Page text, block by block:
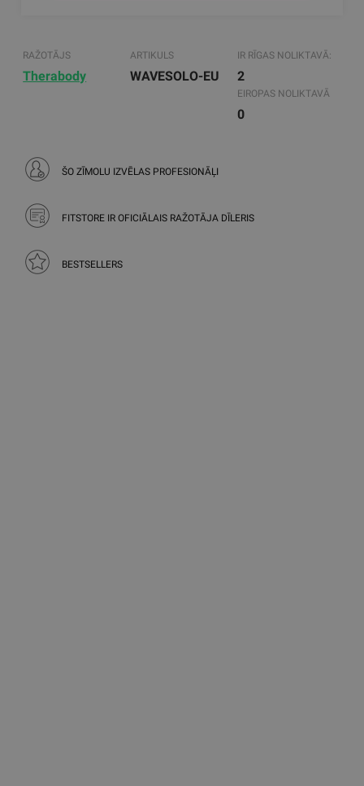
RAŽOTĀJS
Therabody
ARTIKULS
WAVESOLO-EU
IR RĪGAS NOLIKTAVĀ:
2
EIROPAS NOLIKTAVĀ
0
ŠO ZĪMOLU IZVĒLAS PROFESIONĀĻI
FITSTORE IR OFICIĀLAIS RAŽOTĀJA DĪLERIS
BESTSELLERS